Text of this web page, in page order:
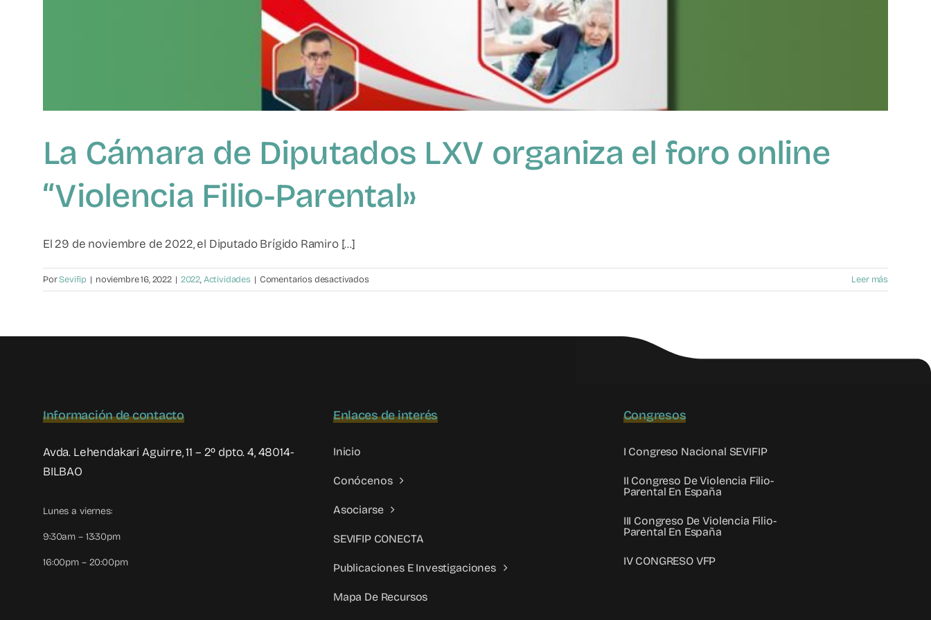
La Cámara de Diputados LXV organiza el foro online
“Violencia Filio-Parental»
El 29 de noviembre de 2022, el Diputado Brígido Ramiro [...]
PorSevifip | noviembre 16, 2022 | 2022,Actividades | Comentarios desactivadosen
La
Diputados
online
Leer más
Información de contacto
Avda. Lehendakari Aguirre, 11 – 2º dpto. 4, 48014-
BILBAO
Lunes a viernes:
9:30am – 13:30pm
16:00pm – 20:00pm
Enlaces de interés
Inicio
Conócenos
Asociarse
SEVIFIP CONECTA
Publicaciones E Investigaciones
Mapa De Recursos
Congresos
I Congreso Nacional SEVIFIP
II Congreso De Violencia Filio-
Parental En España
III Congreso De Violencia Filio-
Parental En España
IV CONGRESO VFP